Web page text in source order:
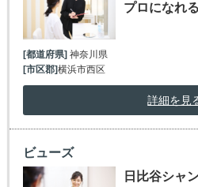
プロになれ
[都道府県] 神奈川県
[市区郡]横浜市西区
詳細を見
ビューズ
日比谷シャ